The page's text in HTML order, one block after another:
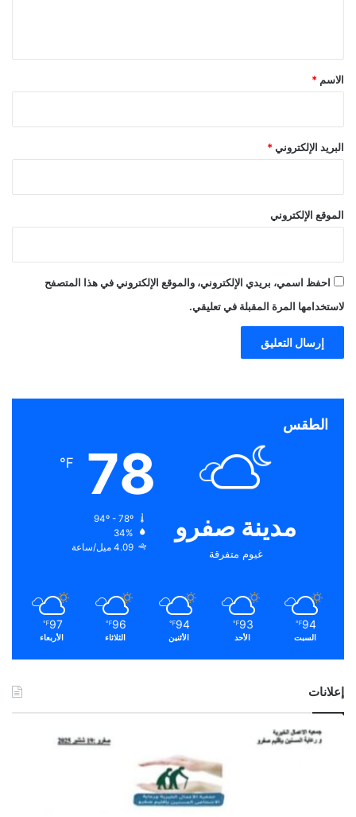
*
الاسم *
البريد الإلكتروني *
الموقع الإلكتروني
احفظ اسمي، بريدي الإلكتروني، والموقع الإلكتروني في هذا المتصفح
لاستخدامها المرة المقبلة في تعليقي.
الطقس
مدينة صفرو
غيوم متفرقة
78
℉
34%
4.09 ميل/ساعة
94
℉
السبت
93
℉
الأحد
94
℉
الأثنين
96
℉
الثلاثاء
97
℉
الأربعاء
إعلانات